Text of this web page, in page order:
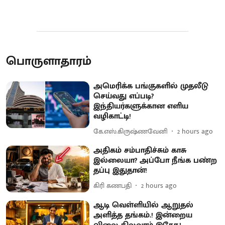
பொருளாதாரம்
அமெரிக்க பங்குகளில் முதலீடு
செய்வது எப்படி?
இந்தியர்களுக்கான எளிய
வழிகாட்டி!
கே.எஸ்.கிருஷ்ணவேனி 2 hours ago
அதிகம் சம்பாதிச்சும் காசு
இல்லையா? அப்போ நீங்க பண்ற
தப்பு இதுதான்!
கிரி கணபதி 2 hours ago
ஆடி வெள்ளியில் ஆறுதல்
அளித்த தங்கம்.! இன்றைய